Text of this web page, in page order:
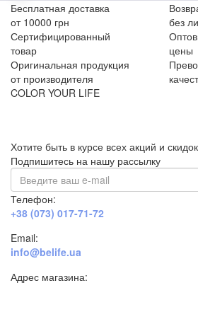
Бесплатная доставка
от 10000 грн
без
Сертифицированный
товар
цены
Оригинальная продукция
от производителя
COLOR YOUR LIFE
Хотите быть в курсе всех акций и
Подпишитесь на нашу рассылку
Телефон:
+38 (073) 017-71-72
Email:
info@belife.ua
Адрес магазина: